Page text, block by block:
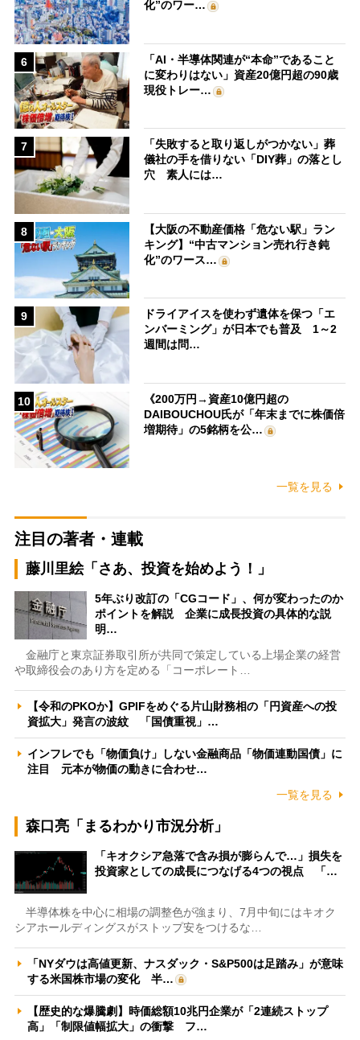
化”のワー…
6
「AI・半導体関連が“本命”であること
に変わりはない」資産20億円超の90歳
現役トレー…
7
「失敗すると取り返しがつかない」葬
儀社の手を借りない「DIY葬」の落とし
穴 素人には…
8
【大阪の不動産価格「危ない駅」ラン
キング】“中古マンション売れ行き鈍
化”のワース…
9
ドライアイスを使わず遺体を保つ「エ
ンバーミング」が日本でも普及 1～2
週間は問…
10
《200万円→資産10億円超の
DAIBOUCHOU氏が「年末までに株価倍
増期待」の5銘柄を公…
一覧を見る
注目の著者・連載
藤川里絵「さあ、投資を始めよう！」
5年ぶり改訂の「CGコード」、何が変わったのか
ポイントを解説 企業に成長投資の具体的な説
明…
金融庁と東京証券取引所が共同で策定している上場企業の経営
や取締役会のあり方を定める「コーポレート…
【令和のPKOか】GPIFをめぐる片山財務相の「円資産への投
資拡大」発言の波紋 「国債重視」…
インフレでも「物価負け」しない金融商品「物価連動国債」に
注目 元本が物価の動きに合わせ…
一覧を見る
森口亮「まるわかり市況分析」
「キオクシア急落で含み損が膨らんで…」損失を
投資家としての成長につなげる4つの視点 「…
半導体株を中心に相場の調整色が強まり、7月中旬にはキオク
シアホールディングスがストップ安をつけるな…
「NYダウは高値更新、ナスダック・S&P500は足踏み」が意味
する米国株市場の変化 半…
【歴史的な爆騰劇】時価総額10兆円企業が「2連続ストップ
高」「制限値幅拡大」の衝撃 フ…